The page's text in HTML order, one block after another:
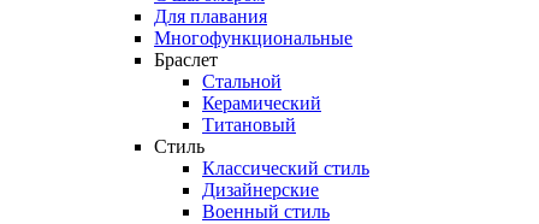
Для плавания
Многофункциональные
Браслет
Стальной
Керамический
Титановый
Стиль
Классический стиль
Дизайнерские
Военный стиль